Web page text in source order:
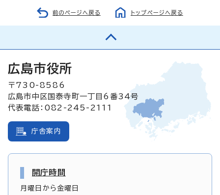
前のページへ戻る トップページへ戻る
広島市役所
〒730-8586
広島市中区国泰寺町一丁目6番34号
代表電話：082-245-2111
庁舎案内
開庁時間
月曜日から金曜日